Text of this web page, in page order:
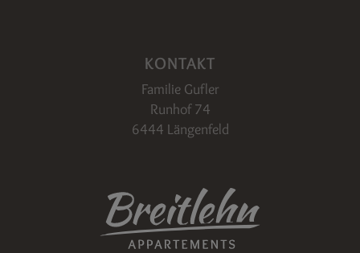
KONTAKT
Familie Gufler
Runhof 74
6444 Längenfeld